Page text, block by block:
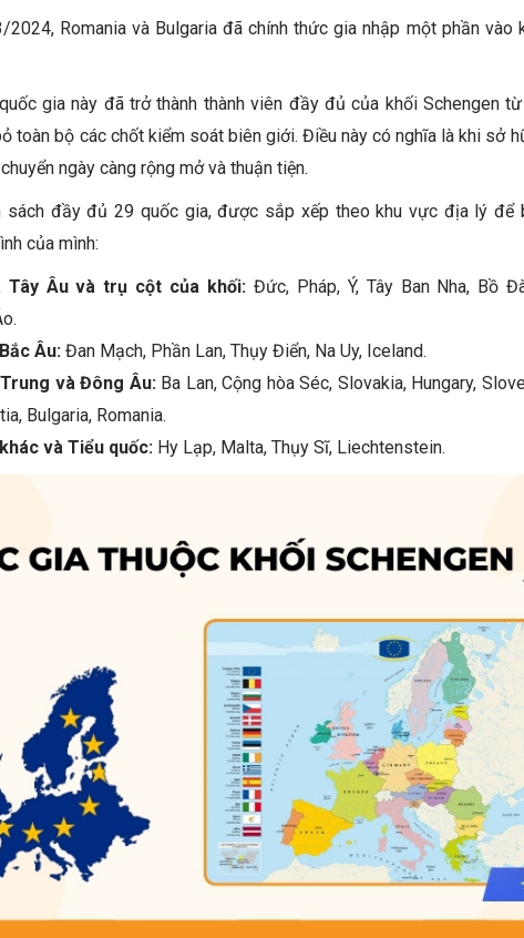
2024, Romania và Bulgaria đã chính thức gia nhập một phần
gia này đã trở thành thành viên đầy đủ của khối Schengen
toàn bộ các chốt kiểm soát biên giới. Điều này có nghĩa là khi sở
ngày càng rộng mở và thuận tiện.
sách đầy đủ 29 quốc gia, được sắp xếp theo khu vực địa lý để
của mình:
Tây Âu và trụ cột của khối: Đức, Pháp, Ý, Tây Ban Nha, Bồ
Âu: Đan Mạch, Phần Lan, Thụy Điển, Na Uy, Iceland.
và Đông Âu:Ba Lan, Cộng hòa Séc, Slovakia, Hungary,
Bulgaria, Romania.
và Tiểu quốc: Hy Lạp, Malta, Thụy Sĩ, Liechtenstein.